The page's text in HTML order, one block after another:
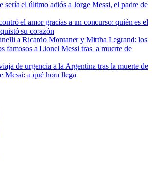
sería el último adiós a Jorge Messi, el padre de
el amor gracias a un concurso: quién es el
su corazón
a Ricardo Montaner y Mirtha Legrand: los
famosos a Lionel Messi tras la muerte de
de urgencia a la Argentina tras la muerte de
Messi: a qué hora llega